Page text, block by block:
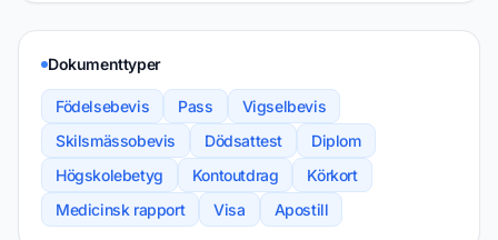
Dokumenttyper
Födelsebevis Pass
Vigselbevis
Skilsmässobevis
Dödsattest
Diplom
Högskolebetyg
Kontoutdrag
Körkort
Medicinsk rapport
Visa Apostill